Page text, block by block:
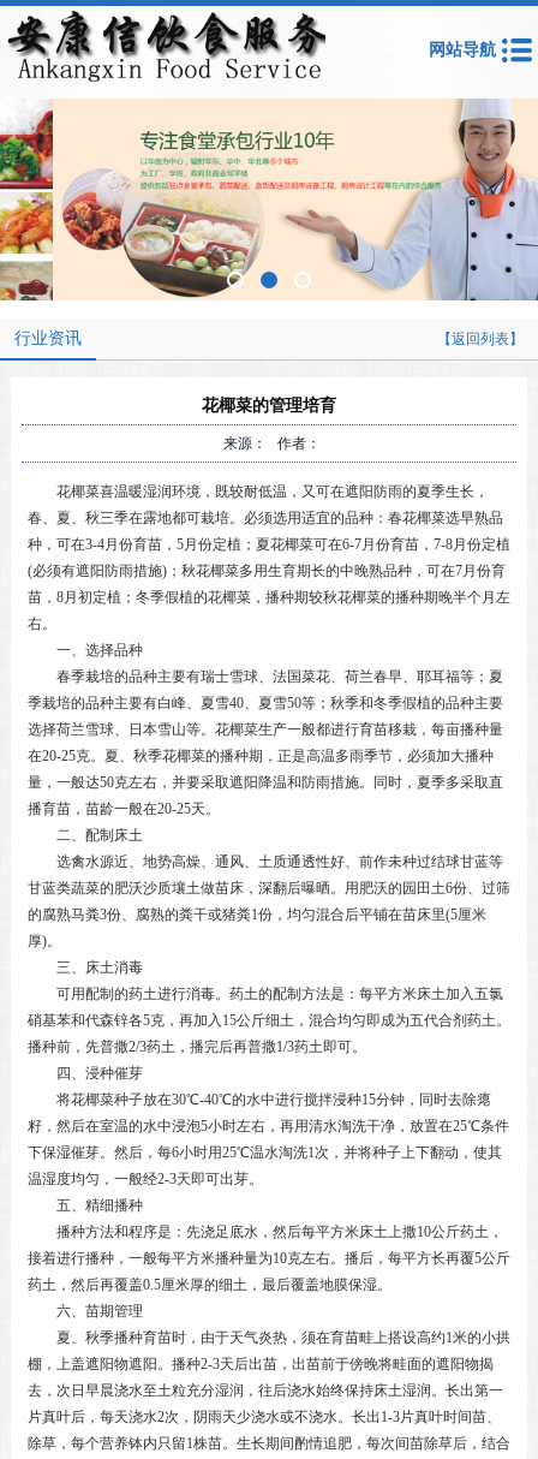
网站导航
行业资讯 【返回列表】
花椰菜的管理培育
来源： 作者：
花椰菜喜温暖湿润环境，既较耐低温，又可在遮阳防雨的夏季生长，
春、夏、秋三季在露地都可栽培。必须选用适宜的品种：春花椰菜选早熟品
种，可在3-4月份育苗，5月份定植；夏花椰菜可在6-7月份育苗，7-8月份定植
(必须有遮阳防雨措施)；秋花椰菜多用生育期长的中晚熟品种，可在7月份育
苗，8月初定植；冬季假植的花椰菜，播种期较秋花椰菜的播种期晚半个月左
右。
一、选择品种
春季栽培的品种主要有瑞士雪球、法国菜花、荷兰春早、耶耳福等；夏
季栽培的品种主要有白峰、夏雪40、夏雪50等；秋季和冬季假植的品种主要
选择荷兰雪球、日本雪山等。花椰菜生产一般都进行育苗移栽，每亩播种量
在20-25克。夏、秋季花椰菜的播种期，正是高温多雨季节，必须加大播种
量，一般达50克左右，并要采取遮阳降温和防雨措施。同时，夏季多采取直
播育苗，苗龄一般在20-25天。
二、配制床土
选禽水源近、地势高燥、通风、土质通透性好、前作未种过结球甘蓝等
甘蓝类蔬菜的肥沃沙质壤土做苗床，深翻后曝晒。用肥沃的园田土6份、过筛
的腐熟马粪3份、腐熟的粪干或猪粪1份，均匀混合后平铺在苗床里(5厘米
厚)。
三、床土消毒
可用配制的药土进行消毒。药土的配制方法是：每平方米床土加入五氯
硝基苯和代森锌各5克，再加入15公斤细土，混合均匀即成为五代合剂药土。
播种前，先普撒2/3药土，播完后再普撒1/3药土即可。
四、浸种催芽
将花椰菜种子放在30℃-40℃的水中进行搅拌浸种15分钟，同时去除瘪
籽，然后在室温的水中浸泡5小时左右，再用清水淘洗干净，放置在25℃条件
下保湿催芽。然后，每6小时用25℃温水淘洗1次，并将种子上下翻动，使其
温湿度均匀，一般经2-3天即可出芽。
五、精细播种
播种方法和程序是：先浇足底水，然后每平方米床土上撒10公斤药土，
接着进行播种，一般每平方米播种量为10克左右。播后，每平方长再覆5公斤
药土，然后再覆盖0.5厘米厚的细土，最后覆盖地膜保湿。
六、苗期管理
夏、秋季播种育苗时，由于天气炎热，须在育苗畦上搭设高约1米的小拱
棚，上盖遮阳物遮阳。播种2-3天后出苗，出苗前于傍晚将畦面的遮阳物揭
去，次日早晨浇水至土粒充分湿润，往后浇水始终保持床土湿润。长出第一
片真叶后，每天浇水2次，阴雨天少浇水或不浇水。长出1-3片真叶时间苗、
除草，每个营养钵内只留1株苗。生长期间酌情追肥，每次间苗除草后，结合